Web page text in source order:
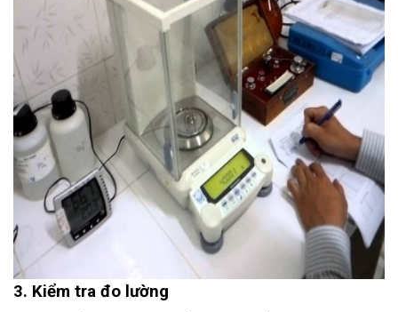
3. Kiểm tra đo lường